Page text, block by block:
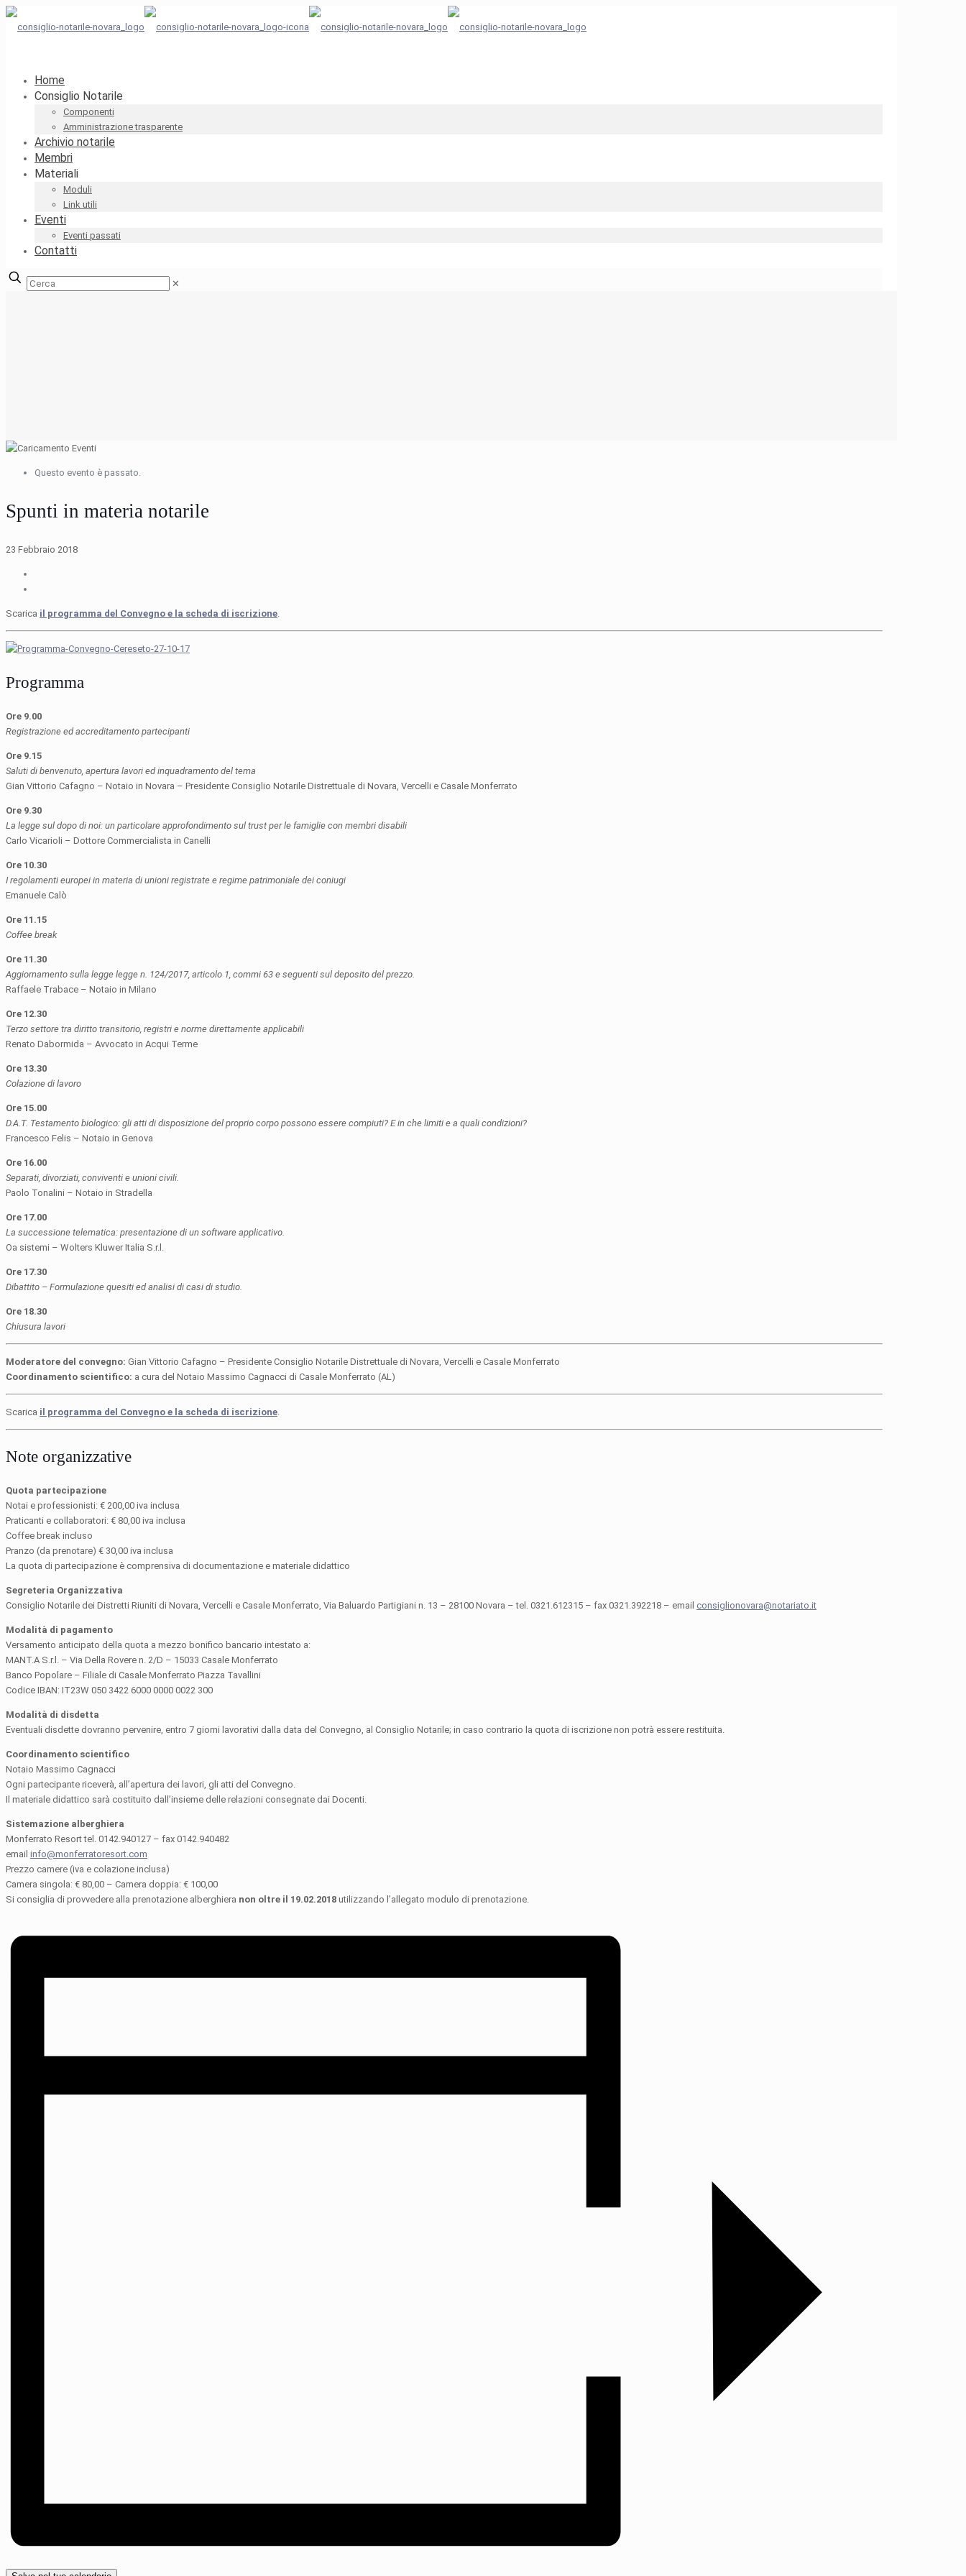
Home
Consiglio Notarile
Componenti
Amministrazione trasparente
Archivio notarile
Membri
Materiali
Moduli
Link utili
Eventi
Eventi passati
Contatti
✕
Questo evento è passato.
Spunti in materia notarile
23 Febbraio 2018
Scarica il programma del Convegno e la scheda di iscrizione.
Programma
Ore 9.00
Registrazione ed accreditamento partecipanti
Ore 9.15
Saluti di benvenuto, apertura lavori ed inquadramento del tema
Gian Vittorio Cafagno – Notaio in Novara – Presidente Consiglio Notarile Distrettuale di Novara, Vercelli e Casale Monferrato
Ore 9.30
La legge sul dopo di noi: un particolare approfondimento sul trust per le famiglie con membri disabili
Carlo Vicarioli – Dottore Commercialista in Canelli
Ore 10.30
I regolamenti europei in materia di unioni registrate e regime patrimoniale dei coniugi
Emanuele Calò
Ore 11.15
Coffee break
Ore 11.30
Aggiornamento sulla legge legge n. 124/2017, articolo 1, commi 63 e seguenti sul deposito del prezzo.
Raffaele Trabace – Notaio in Milano
Ore 12.30
Terzo settore tra diritto transitorio, registri e norme direttamente applicabili
Renato Dabormida – Avvocato in Acqui Terme
Ore 13.30
Colazione di lavoro
Ore 15.00
D.A.T. Testamento biologico: gli atti di disposizione del proprio corpo possono essere compiuti? E in che limiti e a quali condizioni?
Francesco Felis – Notaio in Genova
Ore 16.00
Separati, divorziati, conviventi e unioni civili.
Paolo Tonalini – Notaio in Stradella
Ore 17.00
La successione telematica: presentazione di un software applicativo.
Oa sistemi – Wolters Kluwer Italia S.r.l.
Ore 17.30
Dibattito – Formulazione quesiti ed analisi di casi di studio.
Ore 18.30
Chiusura lavori
Moderatore del convegno: Gian Vittorio Cafagno – Presidente Consiglio Notarile Distrettuale di Novara, Vercelli e Casale Monferrato
Coordinamento scientifico: a cura del Notaio Massimo Cagnacci di Casale Monferrato (AL)
Scarica il programma del Convegno e la scheda di iscrizione.
Note organizzative
Quota partecipazione
Notai e professionisti: € 200,00 iva inclusa
Praticanti e collaboratori: € 80,00 iva inclusa
Coffee break incluso
Pranzo (da prenotare) € 30,00 iva inclusa
La quota di partecipazione è comprensiva di documentazione e materiale didattico
Segreteria Organizzativa
Consiglio Notarile dei Distretti Riuniti di Novara, Vercelli e Casale Monferrato, Via Baluardo Partigiani n. 13 – 28100 Novara – tel. 0321.612315 – fax 0321.392218 – email consiglionovara@notariato.it
Modalità di pagamento
Versamento anticipato della quota a mezzo bonifico bancario intestato a:
MANT.A S.r.l. – Via Della Rovere n. 2/D – 15033 Casale Monferrato
Banco Popolare – Filiale di Casale Monferrato Piazza Tavallini
Codice IBAN: IT23W 050 3422 6000 0000 0022 300
Modalità di disdetta
Eventuali disdette dovranno pervenire, entro 7 giorni lavorativi dalla data del Convegno, al Consiglio Notarile; in caso contrario la quota di iscrizione non potrà essere restituita.
Coordinamento scientifico
Notaio Massimo Cagnacci
Ogni partecipante riceverà, all’apertura dei lavori, gli atti del Convegno.
Il materiale didattico sarà costituito dall’insieme delle relazioni consegnate dai Docenti.
Sistemazione alberghiera
Monferrato Resort tel. 0142.940127 – fax 0142.940482
email info@monferratoresort.com
Prezzo camere (iva e colazione inclusa)
Camera singola: € 80,00 – Camera doppia: € 100,00
Si consiglia di provvedere alla prenotazione alberghiera non oltre il 19.02.2018 utilizzando l’allegato modulo di prenotazione.